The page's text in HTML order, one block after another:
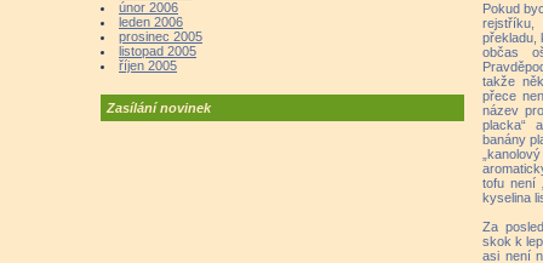
únor 2006
leden 2006
prosinec 2005
listopad 2005
říjen 2005
Zasílání novinek
Pokud
překladu,
občas
takže
přece
název
placka“
banány
tofu není
kyselina
Za
skok k
asi není